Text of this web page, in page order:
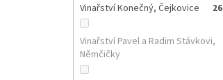
Vinařství Konečný, Čejkovice 26
Vinařství Pavel a Radim Stávkovi,
Němčičky